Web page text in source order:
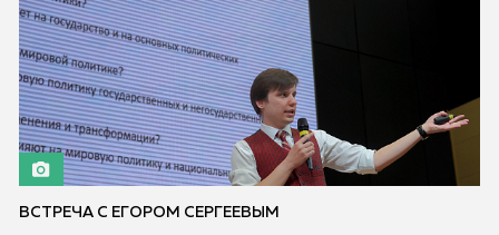
ВСТРЕЧА С ЕГОРОМ СЕРГЕЕВЫМ